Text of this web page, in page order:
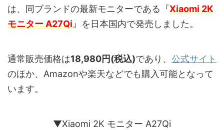
は、同ブランドの最新モニターである『Xiaomi 2K
モニター A27Qi』を日本国内で発売しました。
通常販売価格は18,980円(税込)であり、 公式サイト
のほか、Amazonや楽天などでも購入可能となって
います。
▼Xiaomi 2K モニター A27Qi